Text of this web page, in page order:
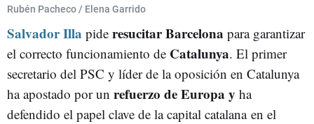
ELECCIONES MUNICIPALES DE BARCELONA 2023
XAVIER TRIAS DESPERTA BCN!
Rubén Pacheco / Elena Garrido
Salvador Illa pide resucitarBarcelona para garantizar
el correcto funcionamiento de Catalunya. El primer
secretario del PSC y líder de la oposición en Catalunya
ha apostado por un refuerzo de Europa y ha
defendido el papel clave de la capital catalana en el